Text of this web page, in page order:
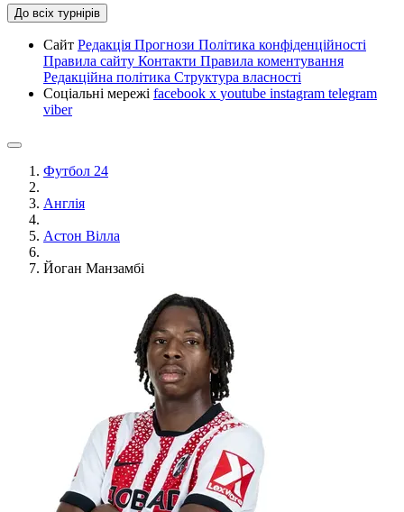
До всіх турнірів
Сайт Редакція Прогнози Політика конфіденційності
Правила сайту Контакти Правила коментування
Редакційна політика Структура власності
Соціальні мережі facebook x youtube instagram telegram
viber
Футбол 24
Англія
Астон Вілла
Йоган Манзамбі